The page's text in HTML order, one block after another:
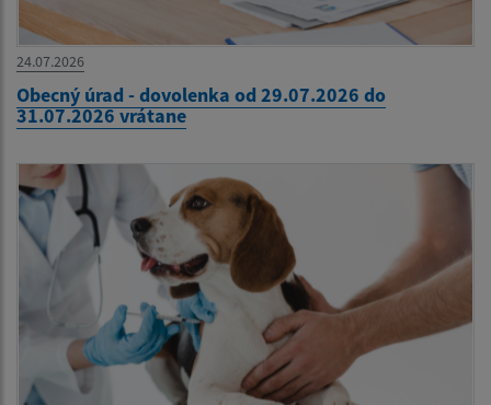
24.07.2026
Obecný úrad - dovolenka od 29.07.2026 do
31.07.2026 vrátane